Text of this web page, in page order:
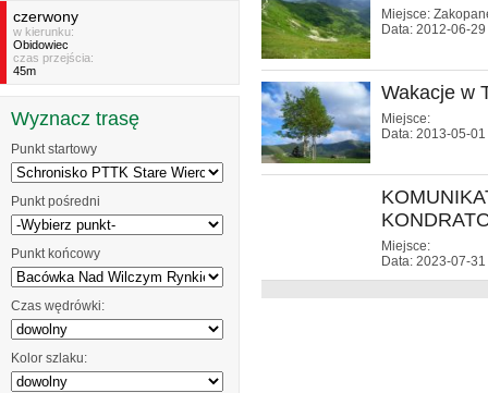
czerwony
w kierunku:
Obidowiec
czas przejścia:
45m
Wyznacz trasę
Punkt startowy
Punkt pośredni
Punkt końcowy
Czas wędrówki:
Kolor szlaku:
Miejsce:
Data: 2012-06-29
Wakacje w
Miejsce:
Data: 2013-05-01
Miejsce:
Data: 2023-07-31